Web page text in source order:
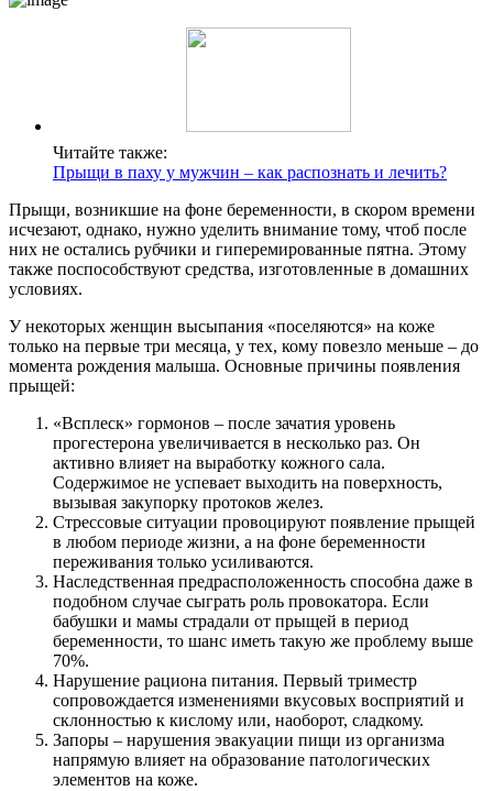
Читайте также:
Прыщи в паху у мужчин – как распознать и лечить?
Прыщи, возникшие на фоне беременности, в скором времени
исчезают, однако, нужно уделить внимание тому, чтоб после
них не остались рубчики и гиперемированные пятна. Этому
также поспособствуют средства, изготовленные в домашних
условиях.
У некоторых женщин высыпания «поселяются» на коже
только на первые три месяца, у тех, кому повезло меньше – до
момента рождения малыша. Основные причины появления
прыщей:
«Всплеск» гормонов – после зачатия уровень
прогестерона увеличивается в несколько раз. Он
активно влияет на выработку кожного сала.
Содержимое не успевает выходить на поверхность,
вызывая закупорку протоков желез.
Стрессовые ситуации провоцируют появление прыщей
в любом периоде жизни, а на фоне беременности
переживания только усиливаются.
Наследственная предрасположенность способна даже в
подобном случае сыграть роль провокатора. Если
бабушки и мамы страдали от прыщей в период
беременности, то шанс иметь такую же проблему выше
70%.
Нарушение рациона питания. Первый триместр
сопровождается изменениями вкусовых восприятий и
склонностью к кислому или, наоборот, сладкому.
Запоры – нарушения эвакуации пищи из организма
напрямую влияет на образование патологических
элементов на коже.